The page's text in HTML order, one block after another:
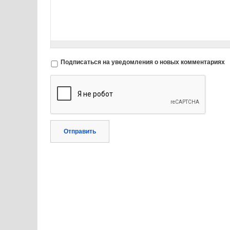
Подписаться на уведомления о новых комментариях
Отправить